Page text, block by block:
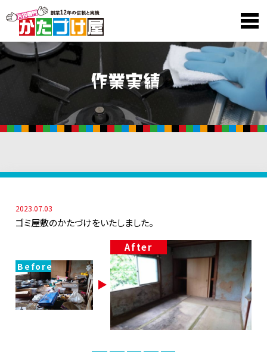
2023.07.03
ゴミ屋敷のかたづけをいたしました。